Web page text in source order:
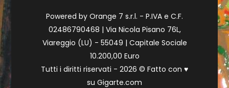
Powered by Orange 7 s.r.l. - P.IVA e C.F.
02486790468 | Via Nicola Pisano 76L,
Viareggio (LU) - 55049 | Capitale Sociale
10.200,00 Euro
Tutti i diritti riservati - 2026 © Fatto con ♥
su Gigarte.com